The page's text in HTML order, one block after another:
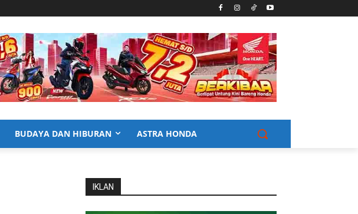
BUDAYA DAN HIBURAN ASTRA HONDA
IKLAN